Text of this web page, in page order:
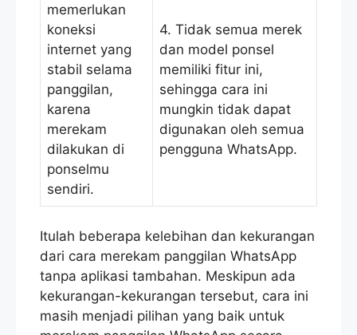
memerlukan
koneksi
internet yang
stabil selama
panggilan,
karena
merekam
dilakukan di
ponselmu
sendiri.
4. Tidak semua merek
dan model ponsel
memiliki fitur ini,
sehingga cara ini
mungkin tidak dapat
digunakan oleh semua
pengguna WhatsApp.
Itulah beberapa kelebihan dan kekurangan
dari cara merekam panggilan WhatsApp
tanpa aplikasi tambahan. Meskipun ada
kekurangan-kekurangan tersebut, cara ini
masih menjadi pilihan yang baik untuk